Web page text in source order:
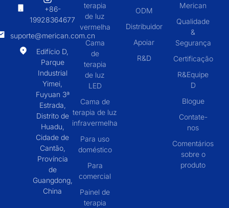
+86-
19928364677
suporte@merican.com.cn
Edifício D,
Parque
Industrial
Yimei,
Fuyuan 3ª
Estrada,
Distrito de
Huadu,
Cidade de
Cantão,
Província
de
Guangdong,
China
terapia
de luz
vermelha
Cama
de
terapia
de luz
LED
Cama de
terapia de luz
infravermelha
Para uso
doméstico
Para
comercial
Painel de
terapia
ODM
Distribuidor
Apoiar
R&D
Merican
Qualidade
&
Segurança
Certificação
R&Equipe
D
Blogue
Contate-
nos
Comentários
sobre o
produto